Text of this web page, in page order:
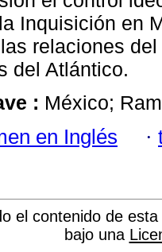
Inquisición en
relaciones
del Atlántico.
: México;
en Inglés ·
el contenido de
bajo una